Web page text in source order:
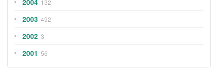
2004 132
2003 492
2002 3
2001 56